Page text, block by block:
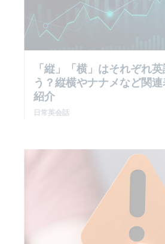
「縦」「横」はそれぞれ
う？縦横やナナメなど関
紹介
日常英会話